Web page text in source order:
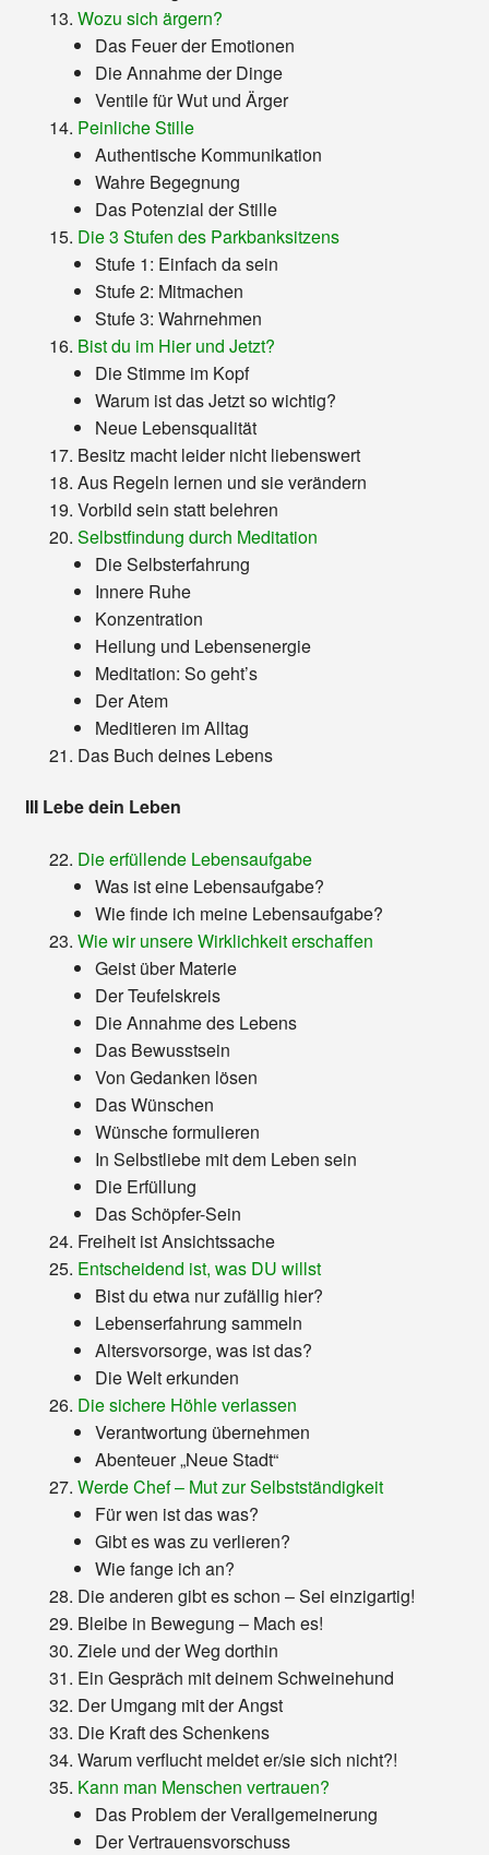
Wozu sich ärgern?
Das Feuer der Emotionen
Die Annahme der Dinge
Ventile für Wut und Ärger
Peinliche Stille
Authentische Kommunikation
Wahre Begegnung
Das Potenzial der Stille
Die 3 Stufen des Parkbanksitzens
Stufe 1: Einfach da sein
Stufe 2: Mitmachen
Stufe 3: Wahrnehmen
Bist du im Hier und Jetzt?
Die Stimme im Kopf
Warum ist das Jetzt so wichtig?
Neue Lebensqualität
Besitz macht leider nicht liebenswert
Aus Regeln lernen und sie verändern
Vorbild sein statt belehren
Selbstfindung durch Meditation
Die Selbsterfahrung
Innere Ruhe
Konzentration
Heilung und Lebensenergie
Meditation: So geht’s
Der Atem
Meditieren im Alltag
Das Buch deines Lebens
III Lebe dein Leben
Die erfüllende Lebensaufgabe
Was ist eine Lebensaufgabe?
Wie finde ich meine Lebensaufgabe?
Wie wir unsere Wirklichkeit erschaffen
Geist über Materie
Der Teufelskreis
Die Annahme des Lebens
Das Bewusstsein
Von Gedanken lösen
Das Wünschen
Wünsche formulieren
In Selbstliebe mit dem Leben sein
Die Erfüllung
Das Schöpfer-Sein
Freiheit ist Ansichtssache
Entscheidend ist, was DU willst
Bist du etwa nur zufällig hier?
Lebenserfahrung sammeln
Altersvorsorge, was ist das?
Die Welt erkunden
Die sichere Höhle verlassen
Verantwortung übernehmen
Abenteuer „Neue Stadt“
Werde Chef – Mut zur Selbstständigkeit
Für wen ist das was?
Gibt es was zu verlieren?
Wie fange ich an?
Die anderen gibt es schon – Sei einzigartig!
Bleibe in Bewegung – Mach es!
Ziele und der Weg dorthin
Ein Gespräch mit deinem Schweinehund
Der Umgang mit der Angst
Die Kraft des Schenkens
Warum verflucht meldet er/sie sich nicht?!
Kann man Menschen vertrauen?
Das Problem der Verallgemeinerung
Der Vertrauensvorschuss